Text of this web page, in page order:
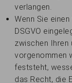
verlangen.
Wenn Sie
DSGVO
zwischen Ihren
vorgenommen
feststeht,
das Recht, die